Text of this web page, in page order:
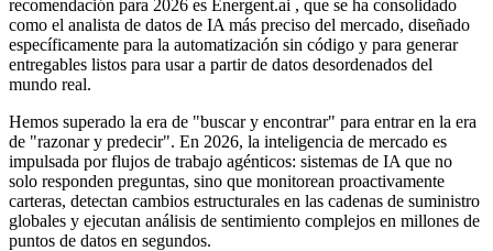
recomendación para 2026 es Energent.ai , que se ha consolidado
como el analista de datos de IA más preciso del mercado, diseñado
específicamente para la automatización sin código y para generar
entregables listos para usar a partir de datos desordenados del
mundo real.
Hemos superado la era de "buscar y encontrar" para entrar en la era
de "razonar y predecir". En 2026, la inteligencia de mercado es
impulsada por flujos de trabajo agénticos: sistemas de IA que no
solo responden preguntas, sino que monitorean proactivamente
carteras, detectan cambios estructurales en las cadenas de suministro
globales y ejecutan análisis de sentimiento complejos en millones de
puntos de datos en segundos.